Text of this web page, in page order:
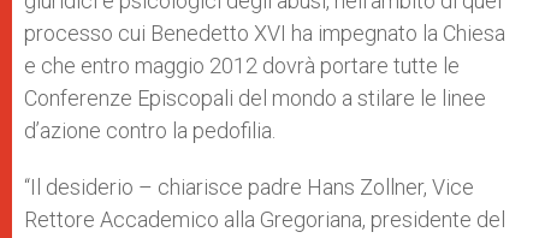
processo cui Benedetto XVI ha impegnato la Chiesa
e che entro maggio 2012 dovrà portare tutte le
Conferenze Episcopali del mondo a stilare le linee
d’azione contro la pedofilia.
“Il desiderio – chiarisce padre Hans Zollner, Vice
Rettore Accademico alla Gregoriana, presidente del